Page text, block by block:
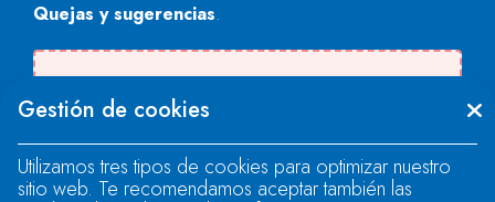
Quejas y sugerencias.
"text".
Gestión de cookies
Utilizamos tres tipos de cookies para optimizar nuestro
sitio web. Te recomendamos aceptar también las